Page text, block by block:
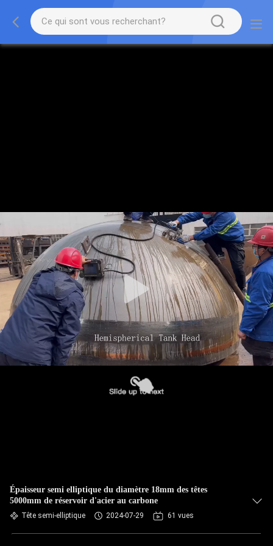
Épaisseur semi elliptique du diamètre 18mm des têtes
5000mm de réservoir d'acier au carbone
Tête semi-elliptique 2024-07-29 61 vues